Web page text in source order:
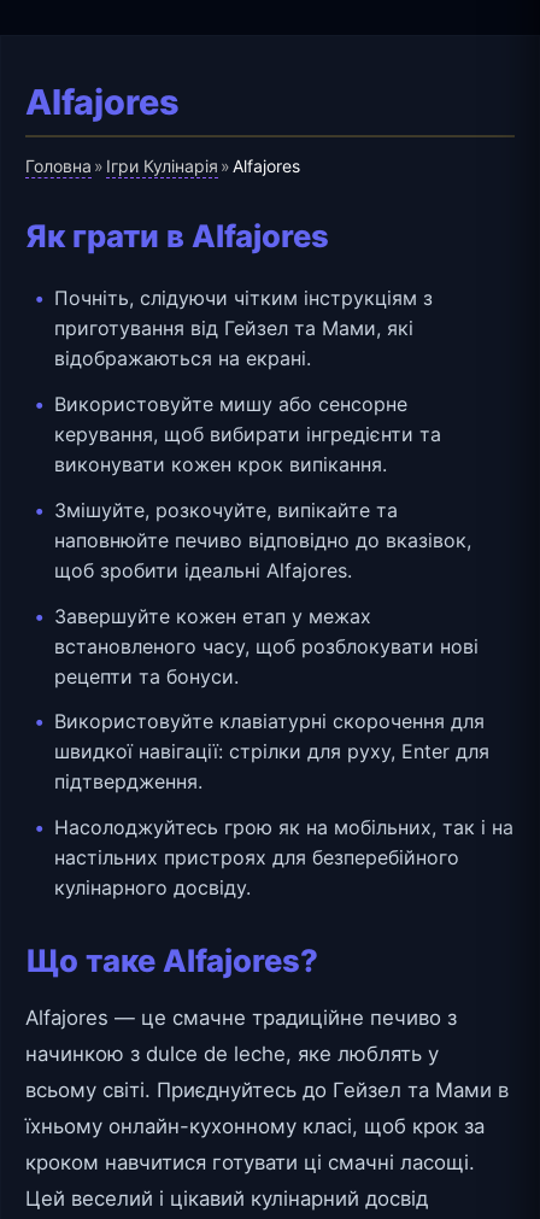
Alfajores
Головна » Ігри Кулінарія »Alfajores
Як грати в Alfajores
Почніть, слідуючи чітким інструкціям з
приготування від Гейзел та Мами, які
відображаються на екрані.
Використовуйте мишу або сенсорне
керування, щоб вибирати інгредієнти та
виконувати кожен крок випікання.
Змішуйте, розкочуйте, випікайте та
наповнюйте печиво відповідно до вказівок,
щоб зробити ідеальні Alfajores.
Завершуйте кожен етап у межах
встановленого часу, щоб розблокувати нові
рецепти та бонуси.
Використовуйте клавіатурні скорочення для
швидкої навігації: стрілки для руху, Enter для
підтвердження.
Насолоджуйтесь грою як на мобільних, так і на
настільних пристроях для безперебійного
кулінарного досвіду.
Що таке Alfajores?
Alfajores — це смачне традиційне печиво з
начинкою з dulce de leche, яке люблять у
всьому світі. Приєднуйтесь до Гейзел та Мами в
їхньому онлайн-кухонному класі, щоб крок за
кроком навчитися готувати ці смачні ласощі.
Цей веселий і цікавий кулінарний досвід